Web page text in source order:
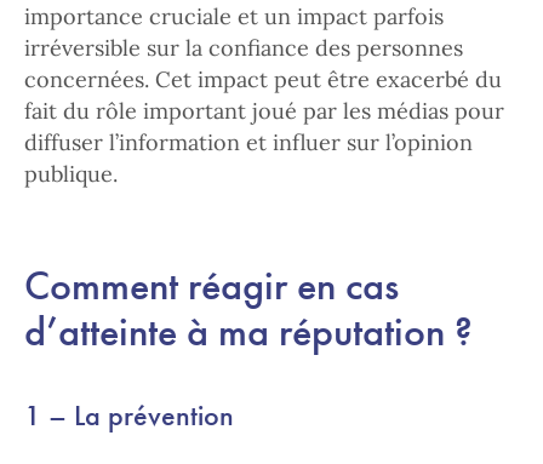
importance cruciale et un impact parfois
irréversible sur la confiance des personnes
concernées. Cet impact peut être exacerbé du
fait du rôle important joué par les médias pour
diffuser l’information et influer sur l’opinion
publique.
Comment réagir en cas
d’atteinte à ma réputation ?
1 – La prévention